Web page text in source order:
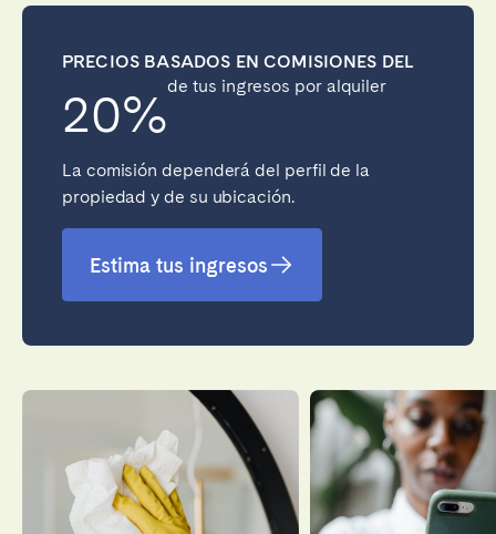
PRECIOS BASADOS EN COMISIONES DEL
20%de tus ingresos por alquiler
La comisión dependerá del perfil de la
propiedad y de su ubicación.
Estima tus ingresos
Seleccionar idioma
English
Português